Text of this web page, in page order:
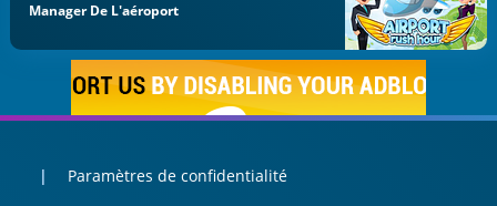
Manager De L'aéroport
Paramètres de confidentialité